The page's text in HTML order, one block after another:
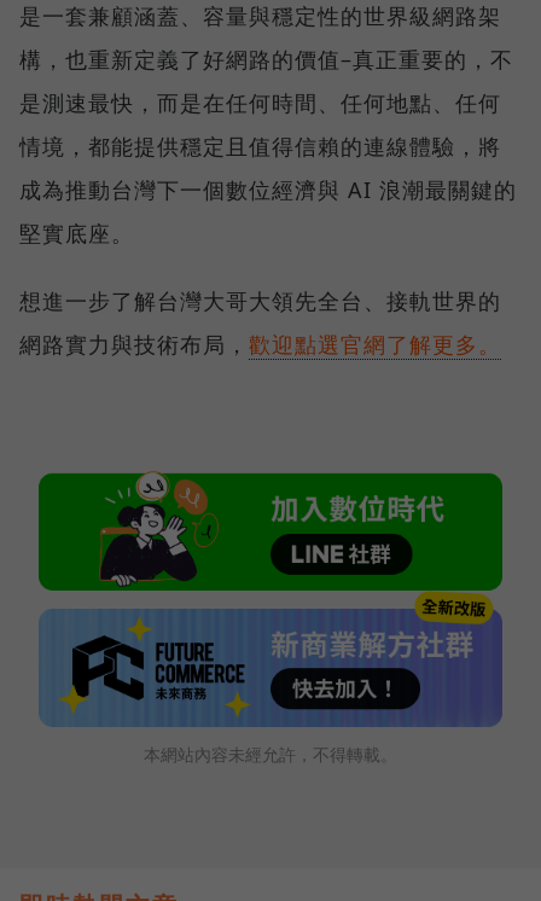
是一套兼顧涵蓋、容量與穩定性的世界級網路架
構，也重新定義了好網路的價值–真正重要的，不
是測速最快，而是在任何時間、任何地點、任何
情境，都能提供穩定且值得信賴的連線體驗，將
成為推動台灣下一個數位經濟與 AI 浪潮最關鍵的
堅實底座。
想進一步了解台灣大哥大領先全台、接軌世界的
網路實力與技術布局， 歡迎點選官網了解更多。
本網站內容未經允許，不得轉載。